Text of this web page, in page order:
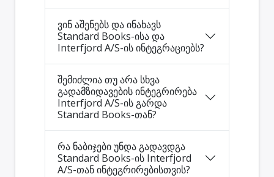
ვინ აშენებს და ინახავს
Standard Books-ისა და
Interfjord A/S-ის ინტეგრაციებს?
შემიძლია თუ არა სხვა
გადამზიდავების ინტეგრირება
Interfjord A/S-ის გარდა
Standard Books-თან?
რა ნაბიჯები უნდა გადავდგა
Standard Books-ის Interfjord
A/S-თან ინტეგრირებისთვის?